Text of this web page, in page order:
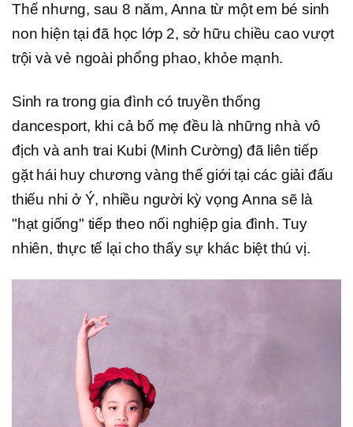
Thế nhưng, sau 8 năm, Anna từ một em bé sinh
non hiện tại đã học lớp 2, sở hữu chiều cao vượt
trội và vẻ ngoài phổng phao, khỏe mạnh.
Sinh ra trong gia đình có truyền thống
dancesport, khi cả bố mẹ đều là những nhà vô
địch và anh trai Kubi (Minh Cường) đã liên tiếp
gặt hái huy chương vàng thế giới tại các giải đấu
thiếu nhi ở Ý, nhiều người kỳ vọng Anna sẽ là
"hạt giống" tiếp theo nối nghiệp gia đình. Tuy
nhiên, thực tế lại cho thấy sự khác biệt thú vị.